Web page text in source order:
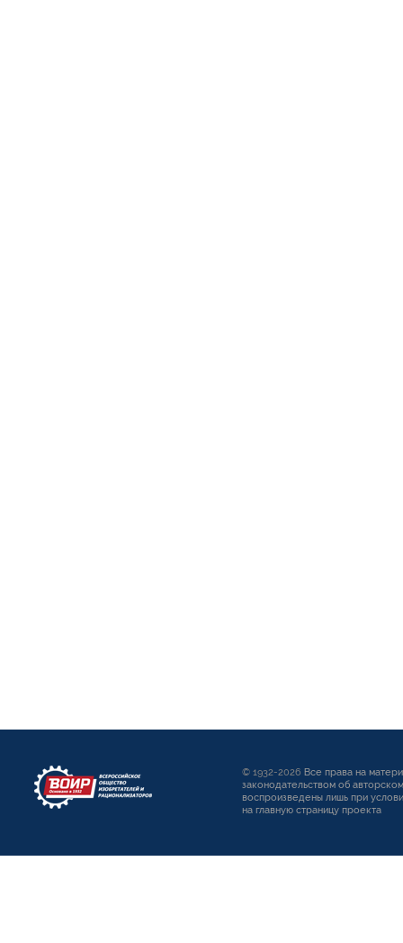
© 1932-2026 Все права на
законодательством об
воспроизведены лишь при
на главную страницу проекта